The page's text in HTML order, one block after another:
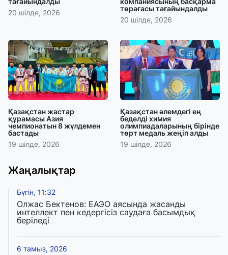
20 шілде, 2026
төрағасы тағайындалды
20 шілде, 2026
Қазақстан жастар
құрамасы Азия
чемпионатын 8 жүлдемен
бастады
19 шілде, 2026
Қазақстан әлемдегі ең
беделді химия
олимпиадаларының бірінде
төрт медаль жеңіп алды
19 шілде, 2026
Жаңалықтар
Бүгін, 11:32
Олжас Бектенов: ЕАЭО аясында жасанды
интеллект пен кедергісіз саудаға басымдық
беріледі
6 тамыз, 2026